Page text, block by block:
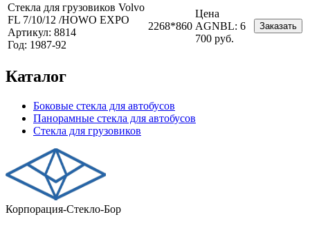
Стекла для грузовиков Volvo
FL 7/10/12 /HOWO EXPO
Артикул: 8814
Год: 1987-92
2268*860
Цена
AGNBL: 6
700 руб.
Заказать
Каталог
Боковые стекла для автобусов
Панорамные стекла для автобусов
Стекла для грузовиков
Корпорация-Стекло-Бор